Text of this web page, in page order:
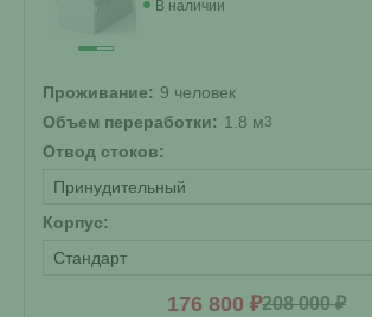
В наличии
Проживание: 9 человек
Объем переработки: 1.8 м3
Отвод стоков:
Принудительный
Корпус:
Стандарт
176 800 ₽208 000 ₽